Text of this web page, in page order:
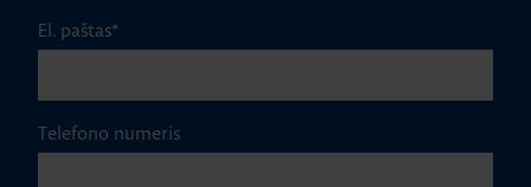
El. paštas*
Telefono numeris